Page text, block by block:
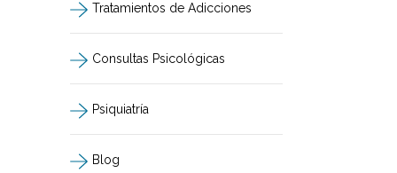
Tratamientos de Adicciones
Consultas Psicológicas
Psiquiatría
Blog